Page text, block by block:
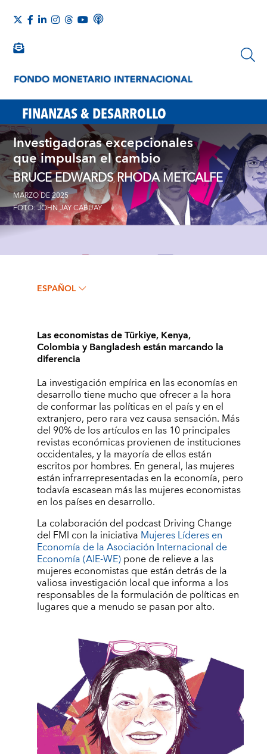
FINANZAS & DESARROLLO
Investigadoras excepcionales
que impulsan el cambio
BRUCE EDWARDS,RHODA METCALFE
MARZO DE 2025
FOTO: JOHN JAY CABUAY
ESPAÑOL
Las economistas de Türkiye, Kenya,
Colombia y Bangladesh están marcando la
diferencia
La investigación empírica en las economías en
desarrollo tiene mucho que ofrecer a la hora
de conformar las políticas en el país y en el
extranjero, pero rara vez causa sensación. Más
del 90% de los artículos en las 10 principales
revistas económicas provienen de instituciones
occidentales, y la mayoría de ellos están
escritos por hombres. En general, las mujeres
están infrarrepresentadas en la economía, pero
todavía escasean más las mujeres economistas
en los países en desarrollo.
La colaboración del podcast Driving Change
del FMI con la iniciativa Mujeres Líderes en
Economía de la Asociación Internacional de
Economía (AIE-WE)pone de relieve a las
mujeres economistas que están detrás de la
valiosa investigación local que informa a los
responsables de la formulación de políticas en
lugares que a menudo se pasan por alto.